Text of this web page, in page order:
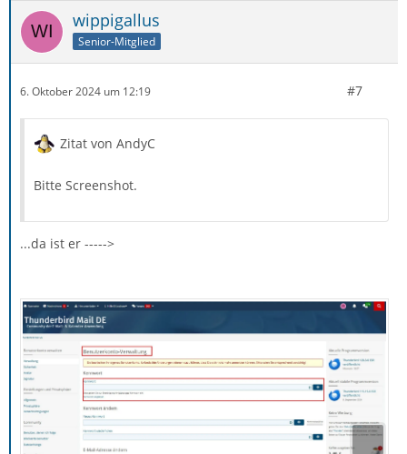
wippigallus
Senior-Mitglied
6. Oktober 2024 um 12:19 #7
Zitat von AndyC
Bitte Screenshot.
...da ist er ----->